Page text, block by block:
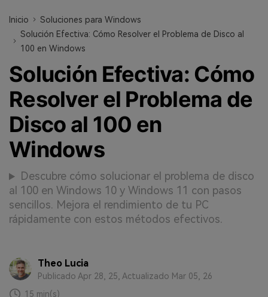
Inicio
Soluciones para Windows
Solución Efectiva: Cómo Resolver el Problema de Disco al
100 en Windows
Solución Efectiva: Cómo
Resolver el Problema de
Disco al 100 en
Windows
Descubre cómo solucionar el problema de disco
al 100 en Windows 10 y Windows 11 con pasos
sencillos. Mejora el rendimiento de tu PC
rápidamente con estos métodos efectivos.
Theo Lucia
Publicado Apr 28, 25, Actualizado Mar 05, 26
15 min(s)